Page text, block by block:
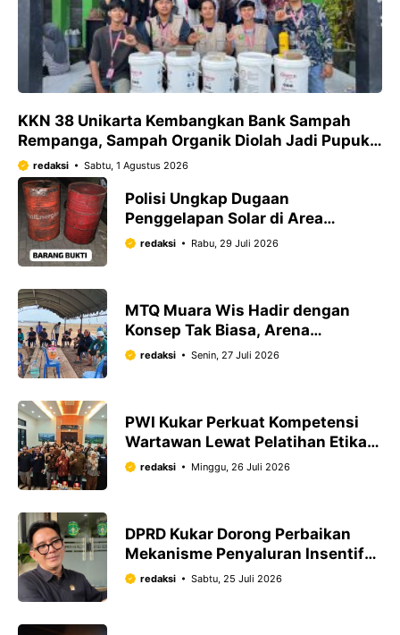
KKN 38 Unikarta Kembangkan Bank Sampah
Rempanga, Sampah Organik Diolah Jadi Pupuk
Cairredaksi Sabtu, 1 Agustus 2026
Polisi Ungkap Dugaan
Penggelapan Solar di Area
Tambang Loa Janan, Tiga
redaksi Rabu, 29 Juli 2026
MTQ Muara Wis Hadir dengan
Konsep Tak Biasa, Arena
Dibangun di Dasar Danau
redaksi Senin, 27 Juli 2026
PWI Kukar Perkuat Kompetensi
Wartawan Lewat Pelatihan Etika
Jurnalistik dan Public Speaking
redaksi Minggu, 26 Juli 2026
DPRD Kukar Dorong Perbaikan
Mekanisme Penyaluran Insentif
Guru, Indikasi Rekening Masih
redaksi Sabtu, 25 Juli 2026